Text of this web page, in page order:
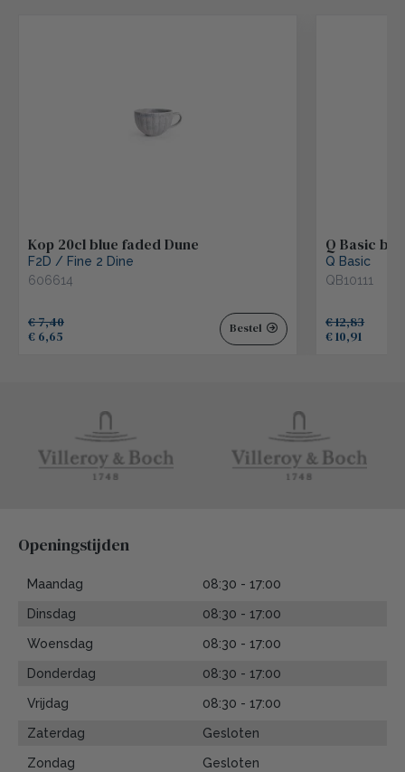
Kop 20cl blue faded Dune
F2D / Fine 2 Dine
606614
€ 7,40
€ 6,65
Bestel
Q Basic
Q Basic
QB10111
€ 12,83
€ 10,91
Openingstijden
Maandag 08:30 - 17:00
Dinsdag 08:30 - 17:00
Woensdag 08:30 - 17:00
Donderdag 08:30 - 17:00
Vrijdag 08:30 - 17:00
Zaterdag Gesloten
Zondag Gesloten